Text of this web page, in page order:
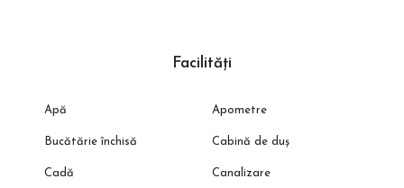
Facilități
Apă Apometre
Bucătărie închisă Cabină de duș
Cadă Canalizare